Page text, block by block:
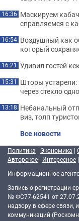
16:36 Маскируем
справляемся с
16:54 Воздушный как
который
16:21 Удивил гостей
15:31 Шторы
через стекло
13:18 Небанальный
виз, толп
Все новости
Политика | Экономика |
Авторское | Интересное |
Информационное
Запись о регистрации
№ ФС77-62541 от
надзору в сфере
коммуникаций